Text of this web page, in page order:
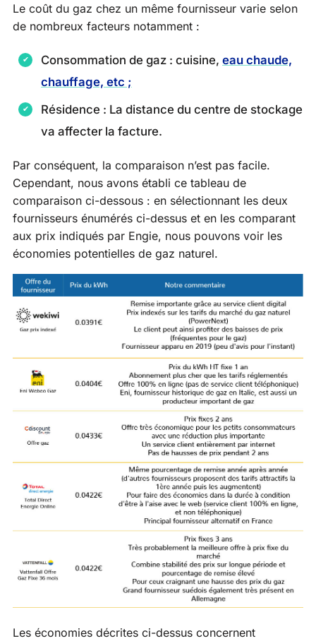
Le coût du gaz chez un même fournisseur varie selon
de nombreux facteurs notamment :
Consommation de gaz : cuisine, eau chaude,
chauffage, etc ;
Résidence : La distance du centre de stockage
va affecter la facture.
Par conséquent, la comparaison n’est pas facile.
Cependant, nous avons établi ce tableau de
comparaison ci-dessous : en sélectionnant les deux
fournisseurs énumérés ci-dessus et en les comparant
aux prix indiqués par Engie, nous pouvons voir les
économies potentielles de gaz naturel.
Les économies décrites ci-dessus concernent